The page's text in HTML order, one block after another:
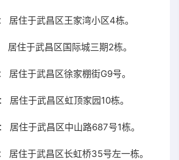
居住于武昌区王家湾小区4栋。
居住于武昌区国际城三期2栋。
居住于武昌区徐家棚街G9号。
居住于武昌区虹顶家园10栋。
居住于武昌区中山路687号1栋。
居住于武昌区长虹桥35号左一栋。